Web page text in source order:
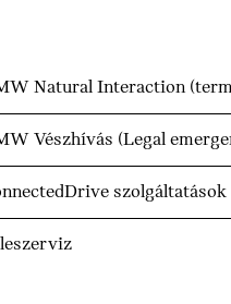
Natural Interaction
Vészhívás (Legal
szolgáltatások